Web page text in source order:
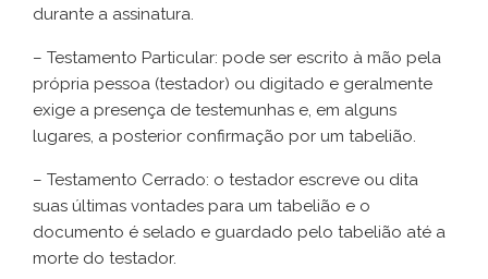
durante a assinatura.
– Testamento Particular: pode ser escrito à mão pela
própria pessoa (testador) ou digitado e geralmente
exige a presença de testemunhas e, em alguns
lugares, a posterior confirmação por um tabelião.
– Testamento Cerrado: o testador escreve ou dita
suas últimas vontades para um tabelião e o
documento é selado e guardado pelo tabelião até a
morte do testador.